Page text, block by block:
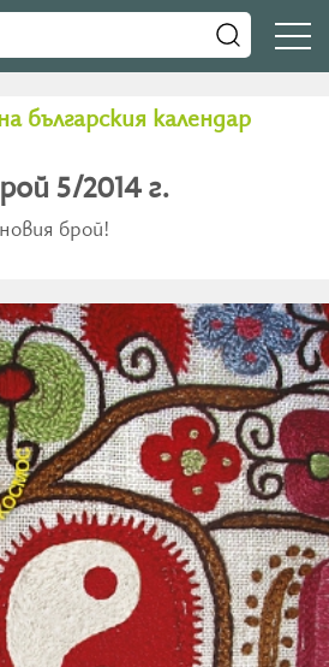
българския календар
5/2014 г.
брой!